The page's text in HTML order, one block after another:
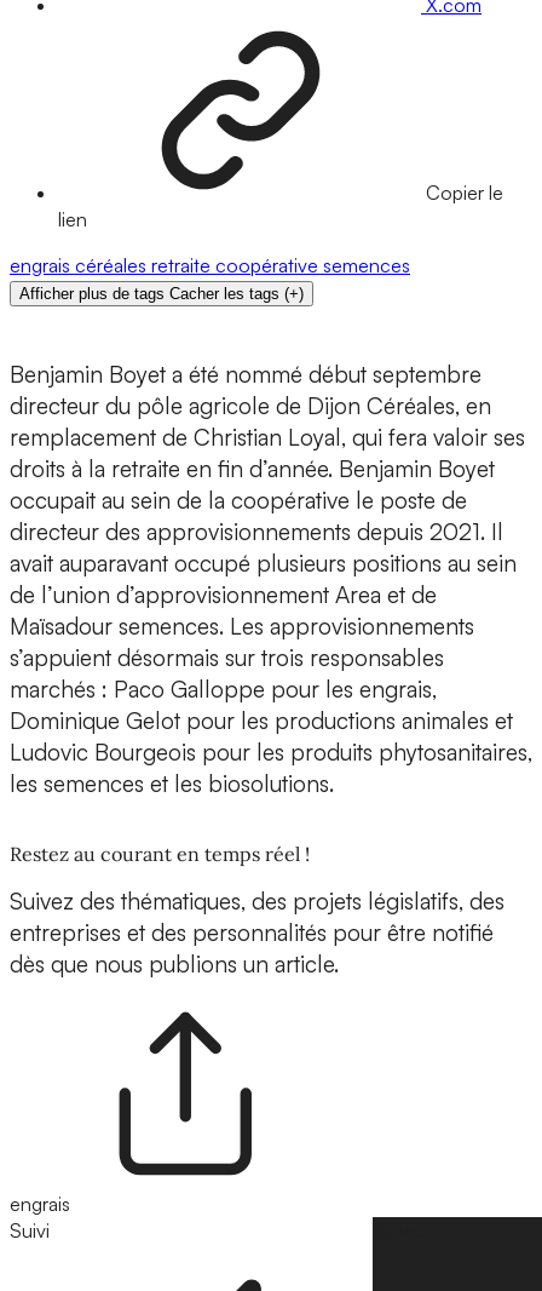
X.com
Copier le
lien
engrais céréales retraite coopérative semences
Afficher plus de tags Cacher les tags (+)
Benjamin Boyet a été nommé début septembre
directeur du pôle agricole de Dijon Céréales, en
remplacement de Christian Loyal, qui fera valoir ses
droits à la retraite en fin d’année. Benjamin Boyet
occupait au sein de la coopérative le poste de
directeur des approvisionnements depuis 2021. Il
avait auparavant occupé plusieurs positions au sein
de l’union d’approvisionnement Area et de
Maïsadour semences. Les approvisionnements
s’appuient désormais sur trois responsables
marchés : Paco Galloppe pour les engrais,
Dominique Gelot pour les productions animales et
Ludovic Bourgeois pour les produits phytosanitaires,
les semences et les biosolutions.
Restez au courant en temps réel !
Suivez des thématiques, des projets législatifs, des
entreprises et des personnalités pour être notifié
dès que nous publions un article.
engrais
Suivi